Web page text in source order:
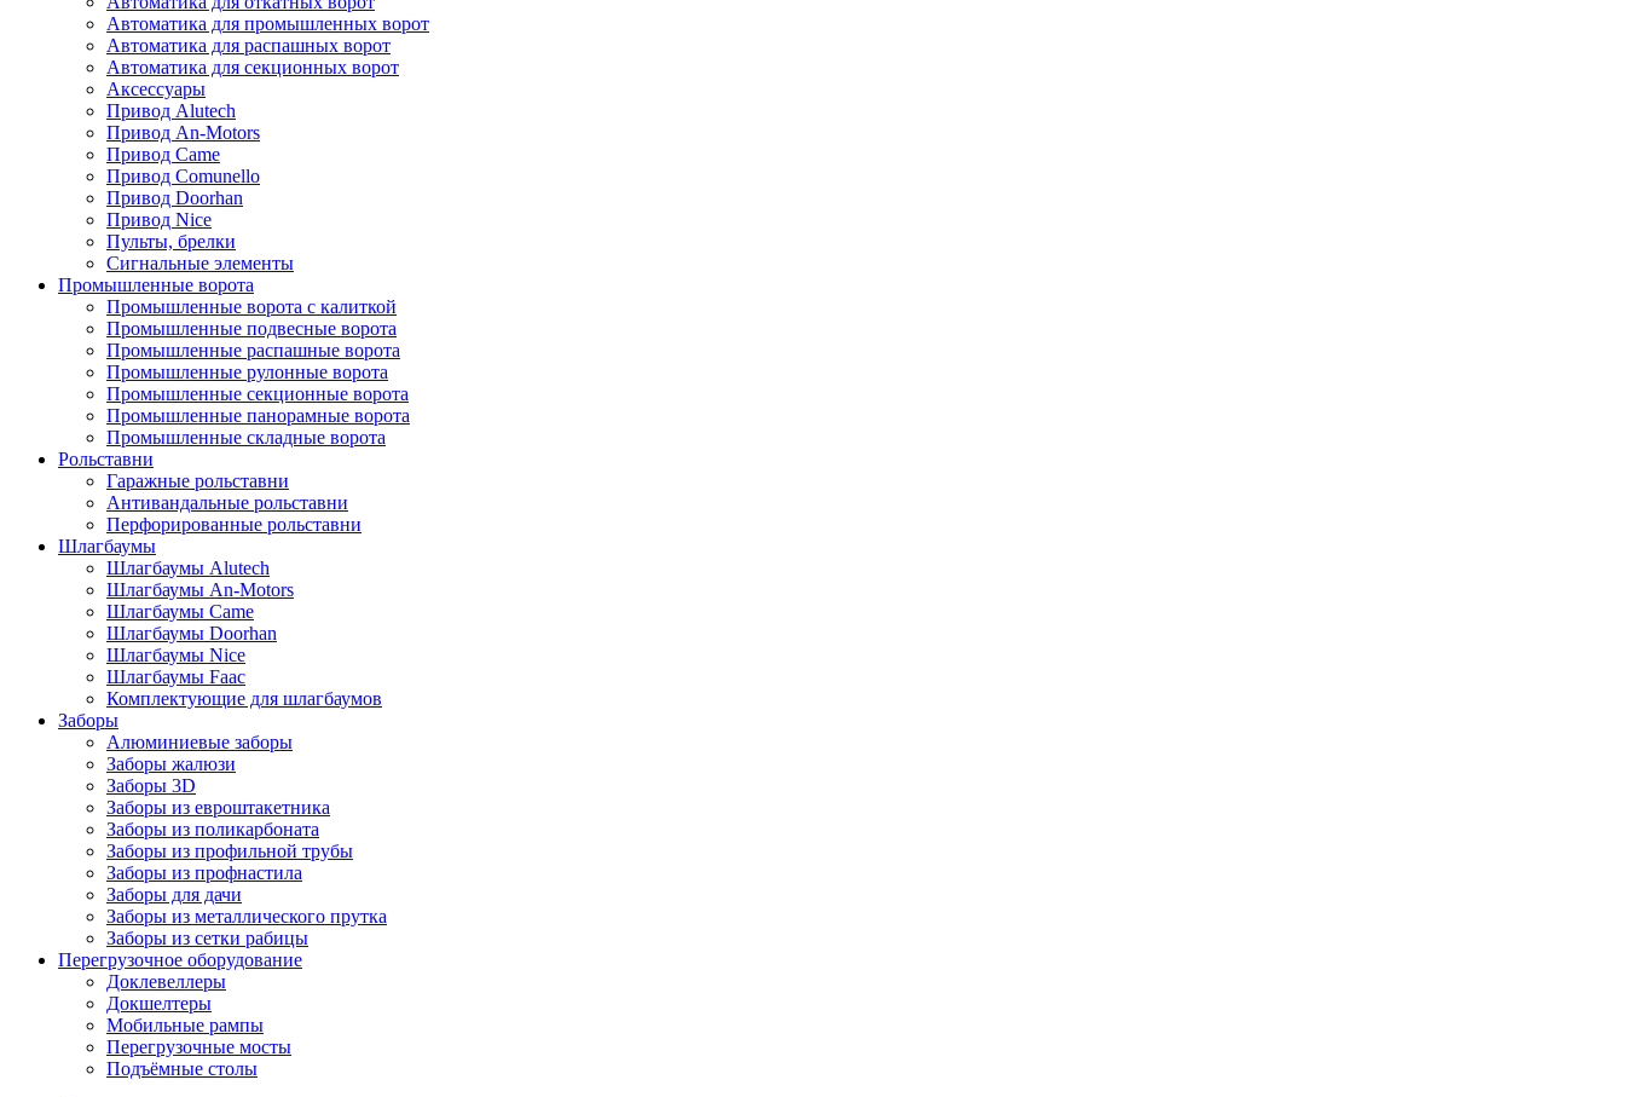
Автоматика для промышленных ворот
Автоматика для распашных ворот
Автоматика для секционных ворот
Аксессуары
Привод Alutech
Привод An-Motors
Привод Came
Привод Comunello
Привод Doorhan
Привод Nice
Пульты, брелки
Сигнальные элементы
Промышленные ворота
Промышленные ворота с калиткой
Промышленные подвесные ворота
Промышленные распашные ворота
Промышленные рулонные ворота
Промышленные секционные ворота
Промышленные панорамные ворота
Промышленные складные ворота
Рольставни
Гаражные рольставни
Антивандальные рольставни
Перфорированные рольставни
Шлагбаумы
Шлагбаумы Alutech
Шлагбаумы An-Motors
Шлагбаумы Came
Шлагбаумы Doorhan
Шлагбаумы Nice
Шлагбаумы Faac
Комплектующие для шлагбаумов
Заборы
Алюминиевые заборы
Заборы жалюзи
Заборы 3D
Заборы из евроштакетника
Заборы из поликарбоната
Заборы из профильной трубы
Заборы из профнастила
Заборы для дачи
Заборы из металлического прутка
Заборы из сетки рабицы
Перегрузочное оборудование
Доклевеллеры
Докшелтеры
Мобильные рампы
Перегрузочные мосты
Подъёмные столы